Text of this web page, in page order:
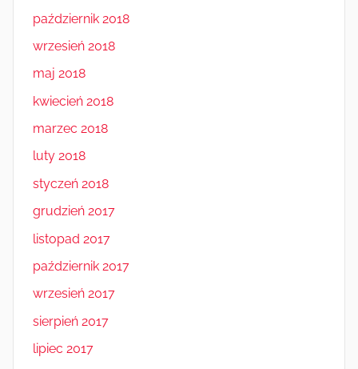
październik 2018
wrzesień 2018
maj 2018
kwiecień 2018
marzec 2018
luty 2018
styczeń 2018
grudzień 2017
listopad 2017
październik 2017
wrzesień 2017
sierpień 2017
lipiec 2017